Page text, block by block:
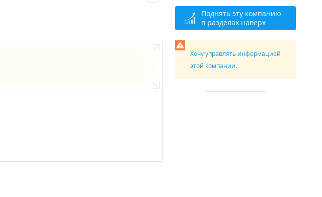
Поднять эту компанию
в разделах наверх
Хочу управлять информацией
этой компании.